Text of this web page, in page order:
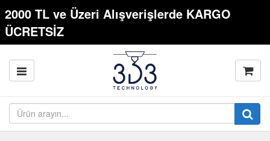
2000 TL ve Üzeri Alışverişlerde KARGO
ÜCRETSİZ